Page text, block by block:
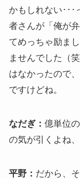
かもしれない･･･
者さんが「俺が
てめっちゃ励ま
ませんでした（
はなかったので
ですけどね。
なだぎ： 億単位
の気が引くよね、
平野： だから、